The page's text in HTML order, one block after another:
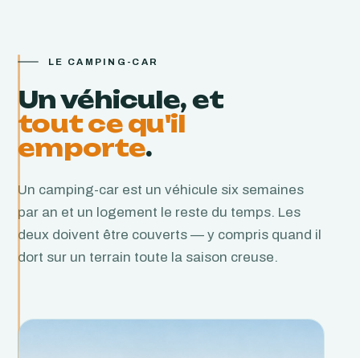
LE CAMPING-CAR
Un véhicule, et
tout ce qu'il
emporte.
Un camping-car est un véhicule six semaines
par an et un logement le reste du temps. Les
deux doivent être couverts — y compris quand il
dort sur un terrain toute la saison creuse.